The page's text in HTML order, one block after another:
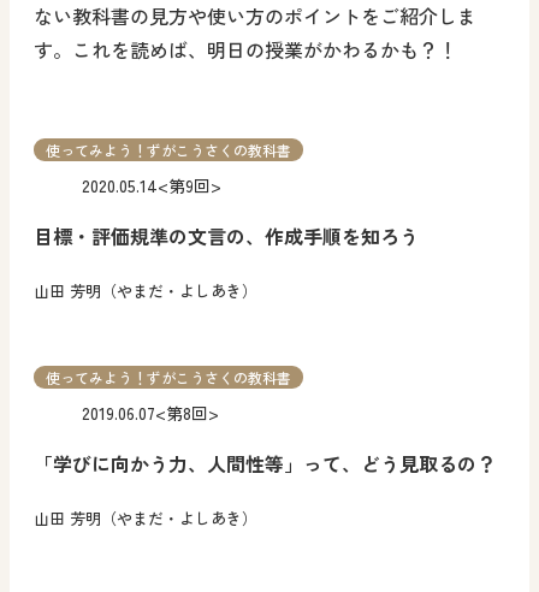
ない教科書の見方や使い方のポイントをご紹介しま
す。これを読めば、明日の授業がかわるかも？！
目標・評価規準の文言の、作成手順を知ろう
山田 芳明（やまだ・よしあき）
2020.05.14<第9回>
使ってみよう！ずがこうさくの教科書
「学びに向かう力、人間性等」って、どう見取るの？
山田 芳明（やまだ・よしあき）
2019.06.07<第8回>
使ってみよう！ずがこうさくの教科書